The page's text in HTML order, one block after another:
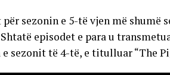
sezonin e 5-të vjen më shumë
episodet e para u
sezonit të 4-të, e titulluar “The